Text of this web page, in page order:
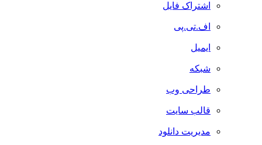
اشتراک فایل
اف.تی.پی
ایمیل
شبکه
طراحی وب
قالب سایت
مدیریت دانلود